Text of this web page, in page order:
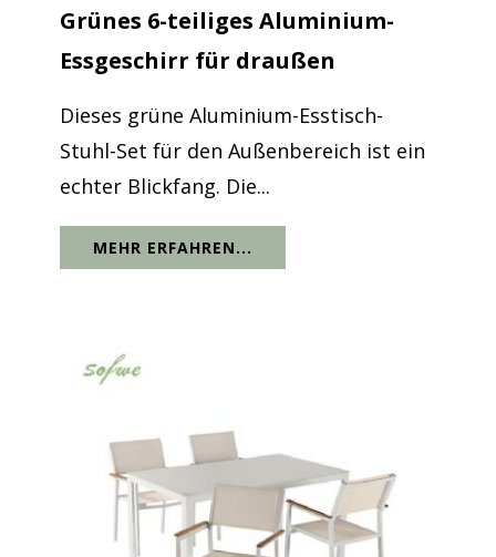
Grünes 6-teiliges Aluminium-
Essgeschirr für draußen
Dieses grüne Aluminium-Esstisch-
Stuhl-Set für den Außenbereich ist ein
echter Blickfang. Die...
MEHR ERFAHREN...